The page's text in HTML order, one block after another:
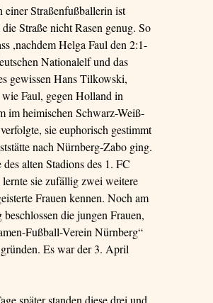
einer Straßenfußballerin ist
Straße nicht Rasen genug. So
,nachdem Helga Faul den 2:1-
Nationalelf und das
gewissen Hans Tilkowski,
Faul, gegen Holland in
im heimischen Schwarz-Weiß-
sie euphorisch gestimmt
nach Nürnberg-Zabo ging.
alten Stadions des 1. FC
sie zufällig zwei weitere
Frauen kennen. Noch am
beschlossen die jungen Frauen,
Fußball-Verein Nürnberg“
Es war der 3. April
später standen diese drei und